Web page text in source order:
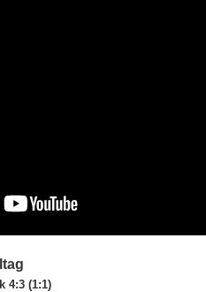
4:3 (1:1)